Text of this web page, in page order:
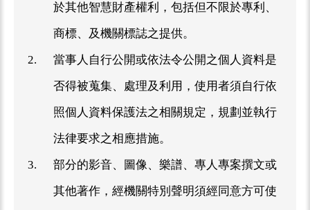
於其他智慧財產權利，包括但不限於專利、
商標、及機關標誌之提供。
2.
當事人自行公開或依法令公開之個人資料是
否得被蒐集、處理及利用，使用者須自行依
照個人資料保護法之相關規定，規劃並執行
法律要求之相應措施。
3.
部分的影音、圖像、樂譜、專人專案撰文或
其他著作，經機關特別聲明須經同意方可使